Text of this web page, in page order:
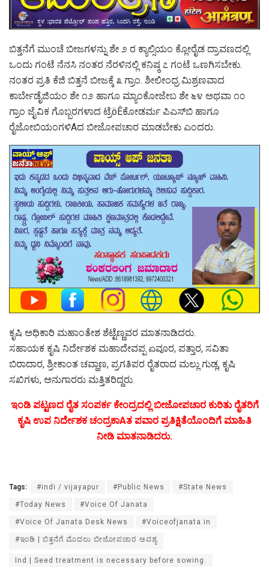
ಬಿತ್ತನೆಗೆ ಮುಂಚೆ ಬೀಜಗಳನ್ನು ಶೇ ೨ ರ ಕ್ಯಾಲ್ಸಿಯಂ ಕ್ಲೋರೈಡ ದ್ರಾವಣದಲ್ಲಿ
ಒಂದು ಗಂಟೆ ನೆನಸಿ ನಂತರ ನೆರಳಿನಲ್ಲಿ ಕನಿಷ್ಠ ೭ ಗಂಟೆ ಒಣಗಿಸಬೇಕು.
ನಂತರ ಪ್ರತಿ ಕೆಜಿ ಬಿತ್ತನೆ ಬೀಜಕ್ಕೆ ೩ ಗ್ರಾಂ. ಶೀಲೀಂಧ್ರ ಮಿಶ್ರಣವಾದ
ಕಾರ್ಬೇಡೈಜಿಯಂ ಶೇ ೧೨ ಹಾಗೂ ಮ್ಯಾಂಕೋಜೇಬ ಶೇ ೬೪ ಅಥವಾ ೧೦
ಗ್ರಾಂ ಜೈವಿಕ ಗೊಬ್ಬರಗಳಾದ ಟ್ರೆöÊಕೋಡರ್ಮ ಪಿಎಸ್‌ಬಿ ಹಾಗೂ
ರೈಜೋಬಿಯಂಗಳಿAದ ಬೀಜೋಪಚಾರ ಮಾಡಬೇಕು ಎಂದರು.
ಕೃಷಿ ಅಧಿಕಾರಿ ಮಹಾಂತೇಶ ಶೆಟ್ಟೆಣ್ಣವರ ಮಾತನಾಡಿದರು.
ಸಹಾಯಕ ಕೃಷಿ ನಿರ್ದೇಶಕ ಮಹಾದೇವಪ್ಪ ಏವೂರ, ಪತ್ತಾರ, ಸವಿತಾ
ಬಿರಾದಾರ, ಶ್ರೀಕಾಂತ ಚವ್ಹಾಣ, ಪ್ರಗತಿಪರ ರೈತರಾದ ಮಲ್ಲು ಗುಡ್ಲ, ಕೃಷಿ
ಸಖಿಗಳು, ಅನುಗಾರರು ಮತ್ತಿತರಿದ್ದರು.
ಇಂಡಿ ಪಟ್ಟಣದ ರೈತ ಸಂಪರ್ಕ ಕೇಂದ್ರದಲ್ಲಿ ಬೀಜೋಪಚಾರ ಕುರಿತು ರೈತರಿಗೆ
ಕೃಷಿ ಉಪ ನಿರ್ದೇಶಕ ಚಂದ್ರಕಾAತ ಪವಾರ ಪ್ರತಿಕ್ಷಿತೆಯೊಂದಿಗೆ ಮಾಹಿತಿ
ನೀಡಿ ಮಾತನಾಡಿದರು.
Tags: #indi / vijayapur #Public News #State News
#Today News #Voice Of Janata
#Voice Of Janata Desk News #Voiceofjanata.in
#ಇಂಡಿ | ಬಿತ್ತನೆಗೆ ಮೊದಲು ಬೀಜೋಪಚಾರ ಅವಶ್ಯ
Ind | Seed treatment is necessary before sowing.